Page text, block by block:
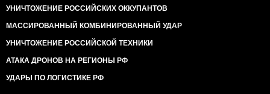
УНИЧТОЖЕНИЕ РОССИЙСКИХ ОККУПАНТОВ
МАССИРОВАННЫЙ КОМБИНИРОВАННЫЙ УДАР
УНИЧТОЖЕНИЕ РОССИЙСКОЙ ТЕХНИКИ
АТАКА ДРОНОВ НА РЕГИОНЫ РФ
УДАРЫ ПО ЛОГИСТИКЕ РФ